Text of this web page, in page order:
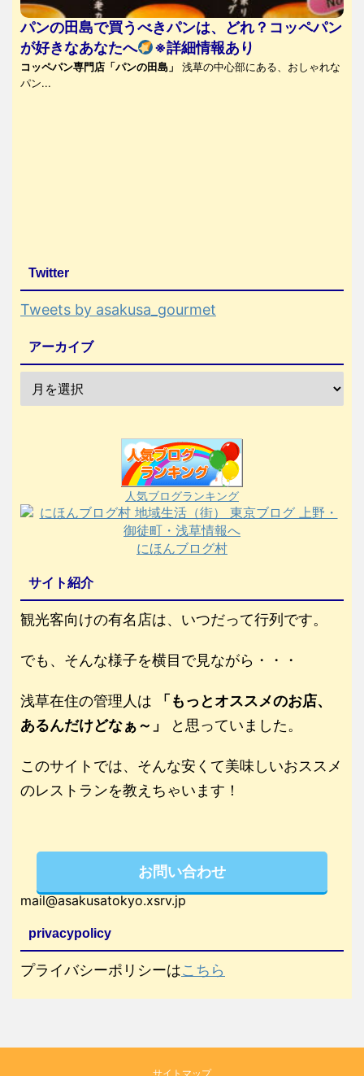
パンの田島で買うべきパンは、どれ？コッペパン
が好きなあなたへ
※詳細情報あり
コッペパン専門店「パンの田島」
浅草の中心部にある、おしゃれな
パン...
Twitter
Tweets by asakusa_gourmet
アーカイブ
人気ブログランキング
にほんブログ村
サイト紹介
観光客向けの有名店は、いつだって行列です。
でも、そんな様子を横目で見ながら・・・
浅草在住の管理人は
「もっとオススメのお店、
あるんだけどなぁ～」
と思っていました。
このサイトでは、そんな安くて美味しいおススメ
のレストランを教えちゃいます！
お問い合わせ
mail@asakusatokyo.xsrv.jp
privacypolicy
プライバシーポリシーはこちら
サイトマップ